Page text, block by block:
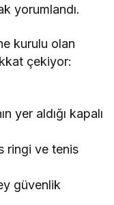
yorumlandı.
kurulu olan
çekiyor:
yer aldığı kapalı
ringi ve tenis
güvenlik